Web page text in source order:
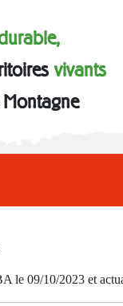
vivants
le 09/10/2023 et